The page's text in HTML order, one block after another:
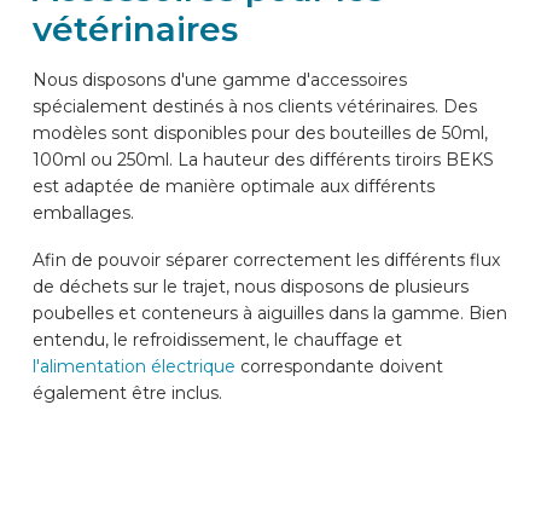
vétérinaires
Nous disposons d'une gamme d'accessoires
spécialement destinés à nos clients vétérinaires. Des
modèles sont disponibles pour des bouteilles de 50ml,
100ml ou 250ml. La hauteur des différents tiroirs BEKS
est adaptée de manière optimale aux différents
emballages.
Afin de pouvoir séparer correctement les différents flux
de déchets sur le trajet, nous disposons de plusieurs
poubelles et conteneurs à aiguilles dans la gamme. Bien
entendu, le refroidissement, le chauffage et
l'alimentation électrique correspondante doivent
également être inclus.